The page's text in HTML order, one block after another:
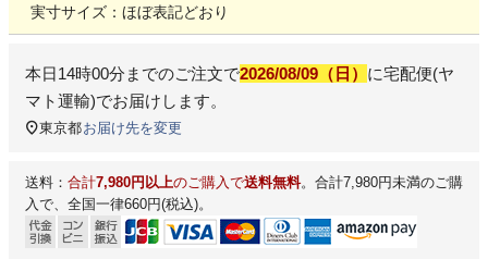
実寸サイズ：ほぼ表記どおり
本日14時00分 までのご注文で2026/08/09（日） に宅配便(ヤ
マト運輸)でお届けします。
東京都お届け先を変更
送料： 合計7,980円以上のご購入で送料無料。合計7,980円未満のご購
入で、全国一律660円(税込)。